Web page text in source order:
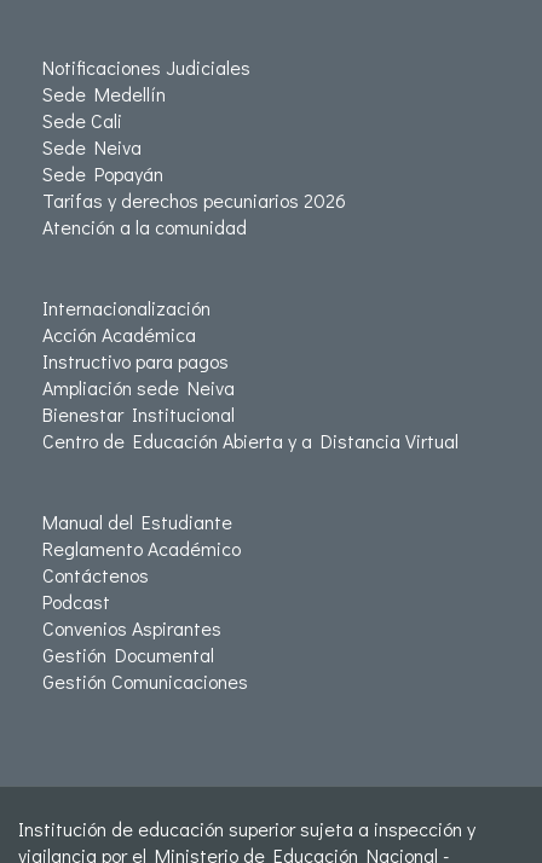
Notificaciones Judiciales
Sede Medellín
Sede Cali
Sede Neiva
Sede Popayán
Tarifas y derechos pecuniarios 2026
Atención a la comunidad
Internacionalización
Acción Académica
Instructivo para pagos
Ampliación sede Neiva
Bienestar Institucional
Centro de Educación Abierta y a Distancia Virtual
Manual del Estudiante
Reglamento Académico
Contáctenos
Podcast
Convenios Aspirantes
Gestión Documental
Gestión Comunicaciones
Institución de educación superior sujeta a inspección y
vigilancia por el Ministerio de Educación Nacional -